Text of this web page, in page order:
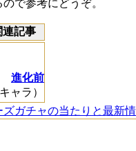
で参考にどうぞ。
連記事
進化前
ャラ）
ガチャの当たりと最新